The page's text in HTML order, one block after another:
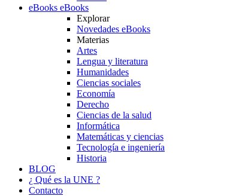
eBooks eBooks
Explorar
Novedades eBooks
Materias
Artes
Lengua y literatura
Humanidades
Ciencias sociales
Economía
Derecho
Ciencias de la salud
Informática
Matemáticas y ciencias
Tecnología e ingeniería
Historia
BLOG
¿ Qué es la UNE ?
Contacto